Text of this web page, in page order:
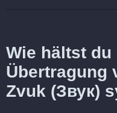
Wie hältst
Übertragung
Zvuk (Звук)